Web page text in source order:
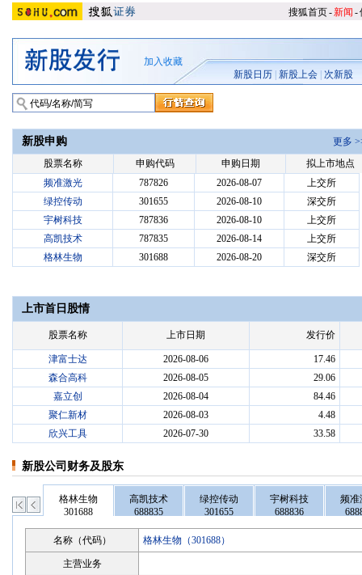
搜狐首页-新闻 -
加入收藏
新股日历 新股上会 次新股
新股申购
更多
股票名称
申购代码 申购日期
拟上市地点
频准激光
787826 2026-08-07
上交所
绿控传动
301655 2026-08-10
深交所
宇树科技
787836 2026-08-10
上交所
高凯技术
787835 2026-08-14
上交所
格林生物
301688 2026-08-20 深交所
上市首日股情
股票名称 上市日期 发行价
津富士达 2026-08-06
17.46
森合高科
2026-08-05
29.06
嘉立创
2026-08-04
84.46
聚仁新材
2026-08-03
4.48
欣兴工具
2026-07-30 33.58
新股公司财务及股东
格林生物
301688
高凯技术
688835
绿控传动
301655
宇树科技
688836
频准
名称（代码） 格林生物（301688）
主营业务